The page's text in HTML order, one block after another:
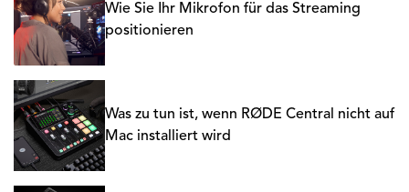
Wie Sie Ihr Mikrofon für das Streaming
positionieren
Was zu tun ist, wenn RØDE Central nicht auf
Mac installiert wird